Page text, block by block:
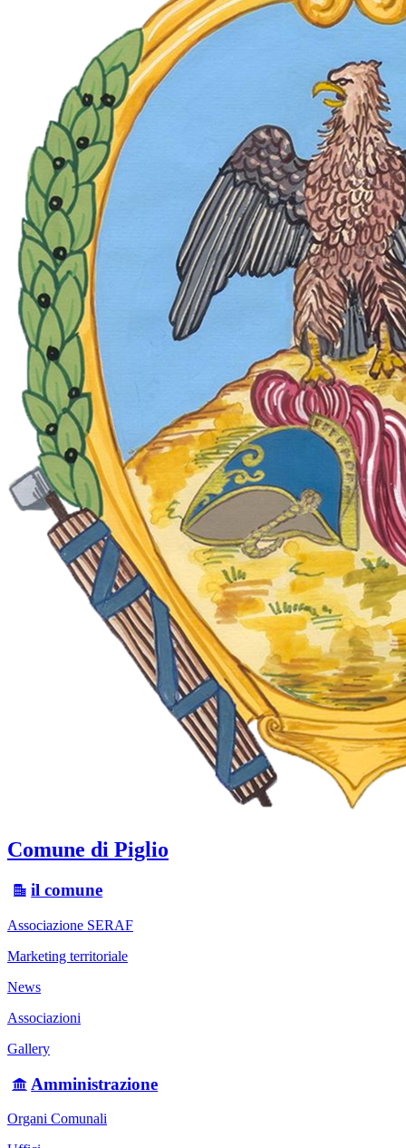
Comune di Piglio
il comune
Associazione SERAF
Marketing territoriale
News
Associazioni
Gallery
Amministrazione
Organi Comunali